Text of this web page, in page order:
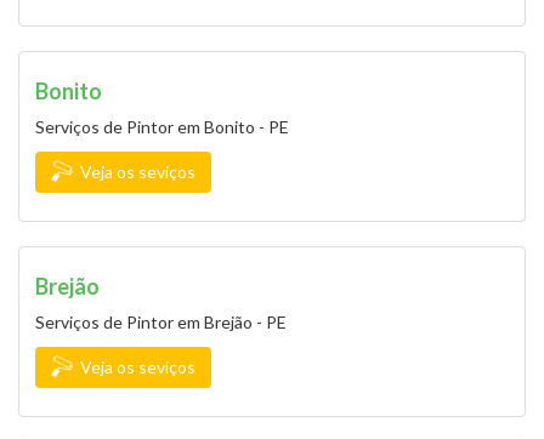
Bonito
Serviços de Pintor em Bonito - PE
Veja os seviços
Brejão
Serviços de Pintor em Brejão - PE
Veja os seviços